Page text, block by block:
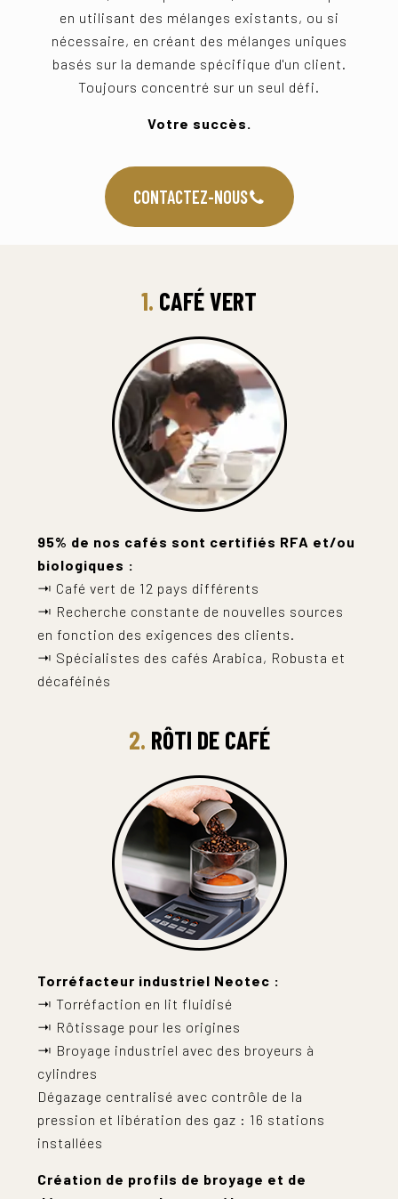
en utilisant des mélanges existants, ou si
nécessaire, en créant des mélanges uniques
basés sur la demande spécifique d'un client.
Toujours concentré sur un seul défi.
Votre succès.
CONTACTEZ-NOUS
1. CAFÉ VERT
95% de nos cafés sont certifiés RFA et/ou
biologiques :
⇥ Café vert de 12 pays différents
⇥ Recherche constante de nouvelles sources
en fonction des exigences des clients.
⇥ Spécialistes des cafés Arabica, Robusta et
décaféinés
2. RÔTI DE CAFÉ
Torréfacteur industriel Neotec :
⇥ Torréfaction en lit fluidisé
⇥ Rôtissage pour les origines
⇥ Broyage industriel avec des broyeurs à
cylindres
Dégazage centralisé avec contrôle de la
pression et libération des gaz : 16 stations
installées
Création de profils de broyage et de